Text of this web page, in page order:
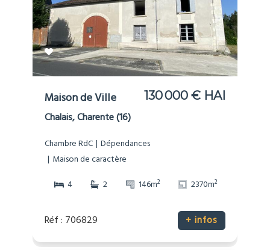
Maison de Ville 130 000 € HAI
Chalais, Charente (16)
Chambre RdC Dépendances
Maison de caractère
4
2 146m2 2370m2
Réf : 706829 + infos